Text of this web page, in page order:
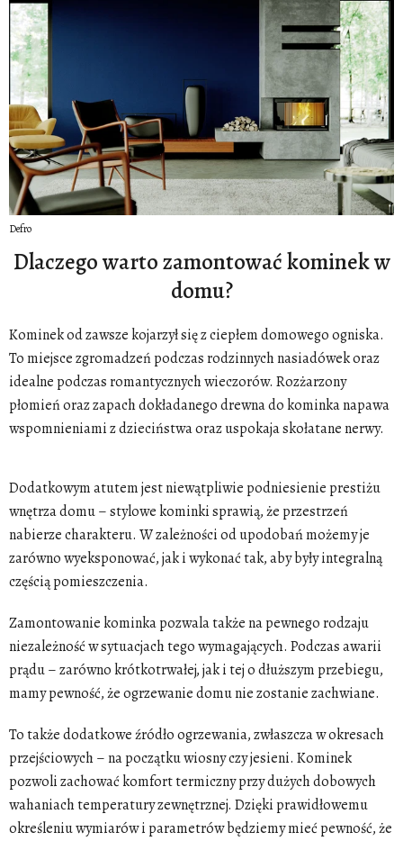
Defro
Dlaczego warto zamontować kominek w
domu?
Kominek od zawsze kojarzył się z ciepłem domowego ogniska.
To miejsce zgromadzeń podczas rodzinnych nasiadówek oraz
idealne podczas romantycznych wieczorów. Rozżarzony
płomień oraz zapach dokładanego drewna do kominka napawa
wspomnieniami z dzieciństwa oraz uspokaja skołatane nerwy.
Dodatkowym atutem jest niewątpliwie podniesienie prestiżu
wnętrza domu – stylowe kominki sprawią, że przestrzeń
nabierze charakteru. W zależności od upodobań możemy je
zarówno wyeksponować, jak i wykonać tak, aby były integralną
częścią pomieszczenia.
Zamontowanie kominka pozwala także na pewnego rodzaju
niezależność w sytuacjach tego wymagających. Podczas awarii
prądu – zarówno krótkotrwałej, jak i tej o dłuższym przebiegu,
mamy pewność, że ogrzewanie domu nie zostanie zachwiane.
To także dodatkowe źródło ogrzewania, zwłaszcza w okresach
przejściowych – na początku wiosny czy jesieni. Kominek
pozwoli zachować komfort termiczny przy dużych dobowych
wahaniach temperatury zewnętrznej. Dzięki prawidłowemu
określeniu wymiarów i parametrów będziemy mieć pewność, że